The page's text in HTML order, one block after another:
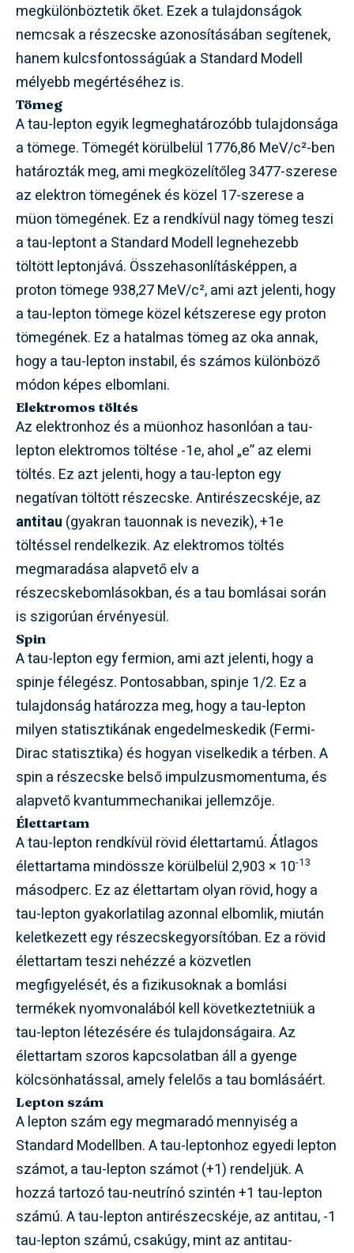
megkülönböztetik őket. Ezek a tulajdonságok
nemcsak a részecske azonosításában segítenek,
hanem kulcsfontosságúak a Standard Modell
mélyebb megértéséhez is.
Tömeg
A tau-lepton egyik legmeghatározóbb tulajdonsága
a tömege. Tömegét körülbelül 1776,86 MeV/c²-ben
határozták meg, ami megközelítőleg 3477-szerese
az elektron tömegének és közel 17-szerese a
müon tömegének. Ez a rendkívül nagy tömeg teszi
a tau-leptont a Standard Modell legnehezebb
töltött leptonjává. Összehasonlításképpen, a
proton tömege 938,27 MeV/c², ami azt jelenti, hogy
a tau-lepton tömege közel kétszerese egy proton
tömegének. Ez a hatalmas tömeg az oka annak,
hogy a tau-lepton instabil, és számos különböző
módon képes elbomlani.
Elektromos töltés
Az elektronhoz és a müonhoz hasonlóan a tau-
lepton elektromos töltése -1e, ahol „e” az elemi
töltés. Ez azt jelenti, hogy a tau-lepton egy
negatívan töltött részecske. Antirészecskéje, az
antitau (gyakran tauonnak is nevezik), +1e
töltéssel rendelkezik. Az elektromos töltés
megmaradása alapvető elv a
részecskebomlásokban, és a tau bomlásai során
is szigorúan érvényesül.
Spin
A tau-lepton egy fermion, ami azt jelenti, hogy a
spinje félegész. Pontosabban, spinje 1/2. Ez a
tulajdonság határozza meg, hogy a tau-lepton
milyen statisztikának engedelmeskedik (Fermi-
Dirac statisztika) és hogyan viselkedik a térben. A
spin a részecske belső impulzusmomentuma, és
alapvető kvantummechanikai jellemzője.
Élettartam
A tau-lepton rendkívül rövid élettartamú. Átlagos
élettartama mindössze körülbelül 2,903 × 10-13
másodperc. Ez az élettartam olyan rövid, hogy a
tau-lepton gyakorlatilag azonnal elbomlik, miután
keletkezett egy részecskegyorsítóban. Ez a rövid
élettartam teszi nehézzé a közvetlen
megfigyelését, és a fizikusoknak a bomlási
termékek nyomvonalából kell következtetniük a
tau-lepton létezésére és tulajdonságaira. Az
élettartam szoros kapcsolatban áll a gyenge
kölcsönhatással, amely felelős a tau bomlásáért.
Lepton szám
A lepton szám egy megmaradó mennyiség a
Standard Modellben. A tau-leptonhoz egyedi lepton
számot, a tau-lepton számot (+1) rendeljük. A
hozzá tartozó tau-neutrínó szintén +1 tau-lepton
számú. A tau-lepton antirészecskéje, az antitau, -1
tau-lepton számú, csakúgy, mint az antitau-